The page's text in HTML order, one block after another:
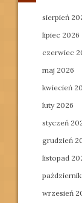
sierpień
lipiec 2026
czerwiec
maj 2026
kwiecień
luty 2026
styczeń
grudzień
listopad
wrzesień